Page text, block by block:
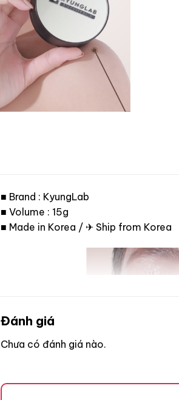
■ Brand : KyungLab
■ Volume : 15g
■ Made in Korea / ✈ Ship from Korea
Đánh giá
Chưa có đánh giá nào.